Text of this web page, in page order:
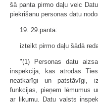
šā panta pirmo daļu veic
piekrišanu personas datu
19. 29.pantā:
izteikt pirmo daļu šādā
"(1) Personas datu
inspekcija, kas atrodas
neatkarīgi un patstāvīgi,
funkcijas, pieņem lēmumus
ar likumu. Datu valsts